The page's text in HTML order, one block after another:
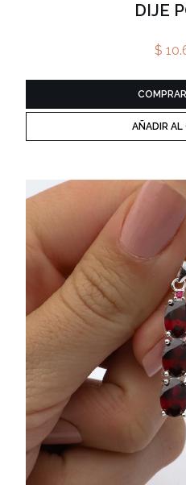
DIJE
$
AÑADIR AL